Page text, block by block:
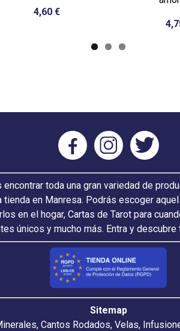
4,60 €
toda una gran variedad de
en Manresa. Podrás escoger
en el hogar, Cartas de Tarot para
únicos y mucho más. Entra y
Sitemap
Cantos Rodados, Velas,